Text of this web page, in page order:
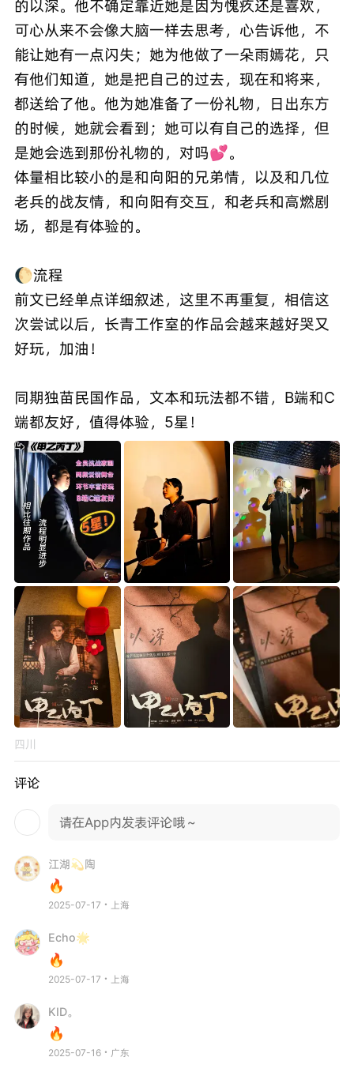
的以深。他不确定靠近她是因为愧疚还是喜欢，
可心从来不会像大脑一样去思考，心告诉他，不
能让她有一点闪失；她为他做了一朵雨嫣花，只
有他们知道，她是把自己的过去，现在和将来，
都送给了他。他为她准备了一份礼物，日出东方
的时候，她就会看到；她可以有自己的选择，但
是她会选到那份礼物的，对吗💕。
体量相比较小的是和向阳的兄弟情，以及和几位
老兵的战友情，和向阳有交互，和老兵和高燃剧
场，都是有体验的。
🌔流程
前文已经单点详细叙述，这里不再重复，相信这
次尝试以后，长青工作室的作品会越来越好哭又
好玩，加油！
同期独苗民国作品，文本和玩法都不错，B端和C
端都友好，值得体验，5星！
四川
评论
请在App内发表评论哦～
江湖💫陶
🔥
2025-07-17・上海
Echo🌟
🔥
2025-07-17・上海
KID。
🔥
2025-07-16・广东